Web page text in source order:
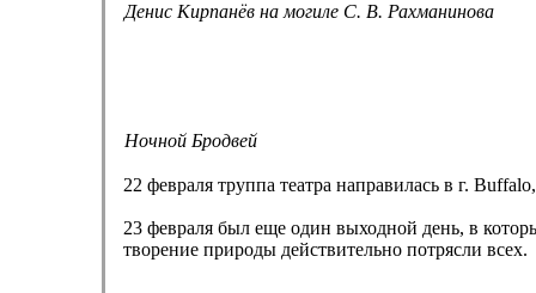
Денис Кирпанёв на могиле С. В. Рахманинова
Ночной Бродвей
22 февраля труппа театра направилась в г.
23 февраля был еще один выходной день, в
творение природы действительно потрясли всех.